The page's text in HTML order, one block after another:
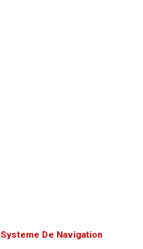
Systeme De Navigation